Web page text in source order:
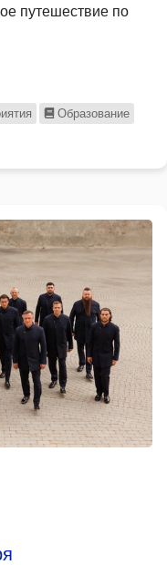
путешествие по
Образование